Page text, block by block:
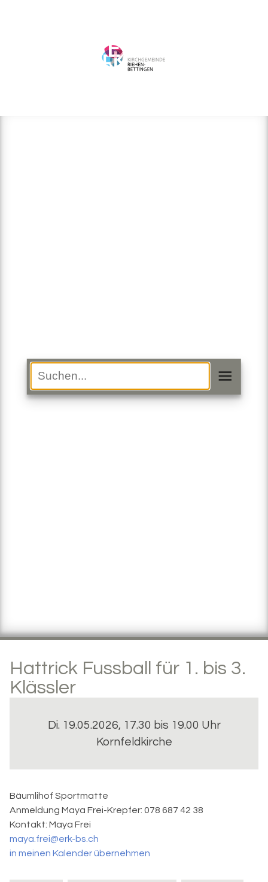
Hattrick Fussball für 1. bis 3.
Klässler
Di. 19.05.2026, 17.30 bis 19.00 Uhr
Kornfeldkirche
Bäumlihof Sportmatte
Anmeldung Maya Frei-Krepfer: 078 687 42 38
Kontakt: Maya Frei
maya.frei@erk-bs.ch
in meinen Kalender übernehmen